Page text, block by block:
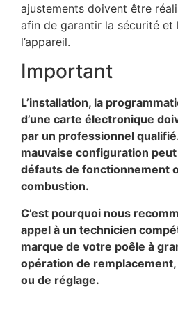
ajustements doivent être
afin de garantir la sécurité et
l’appareil.
Important
L’installation, la
d’une carte électronique
par un professionnel
mauvaise configuration
défauts de fonctionnement
combustion.
C’est pourquoi nous
appel à un technicien
marque de votre poêle à
opération de
ou de réglage.